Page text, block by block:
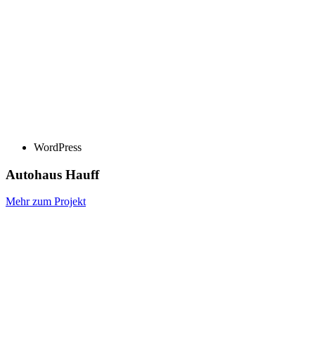
WordPress
Autohaus Hauff
Mehr zum Projekt